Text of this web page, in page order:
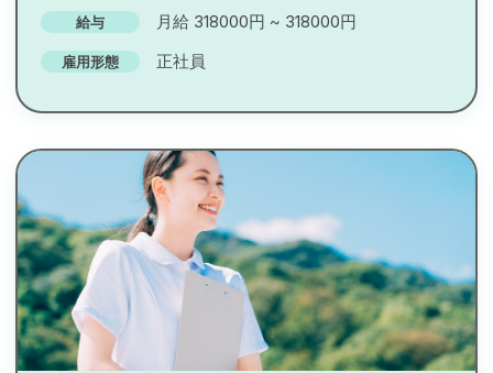
給与 月給 318000円 ~ 318000円
雇用形態 正社員